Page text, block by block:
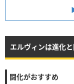
エルヴィンは進化
闘化がおすすめ